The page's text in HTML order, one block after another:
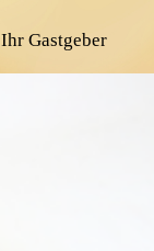
Ihr Gastgeber